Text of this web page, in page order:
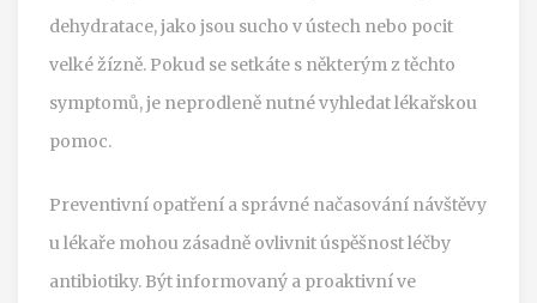
dehydratace, jako jsou sucho v ústech nebo pocit
velké žízně. Pokud se setkáte s některým z těchto
symptomů, je neprodleně nutné vyhledat lékařskou
pomoc.
Preventivní opatření a správné načasování návštěvy
u lékaře mohou zásadně ovlivnit úspěšnost léčby
antibiotiky. Být informovaný a proaktivní ve